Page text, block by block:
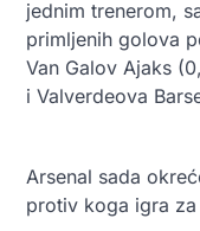
jednim trenerom,
primljenih golova
Van Galov Ajaks
i Valverdeova
Arsenal sada
protiv koga igra